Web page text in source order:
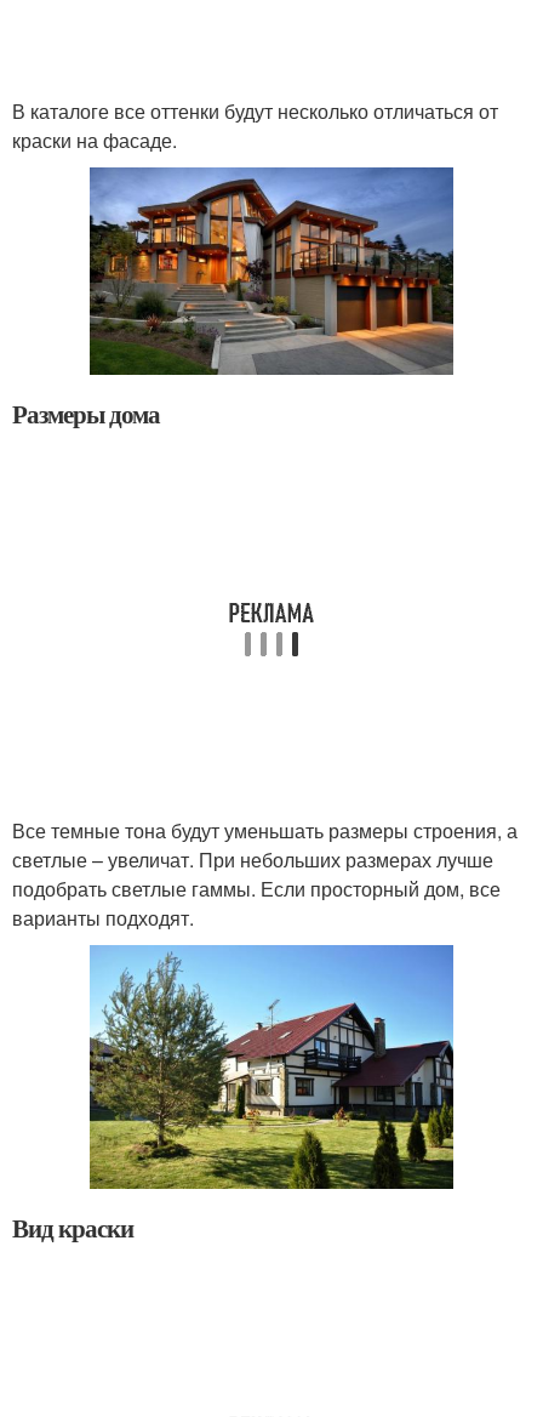
В каталоге все оттенки будут несколько отличаться от
краски на фасаде.
Размеры дома
Все темные тона будут уменьшать размеры строения, а
светлые – увеличат. При небольших размерах лучше
подобрать светлые гаммы. Если просторный дом, все
варианты подходят.
Вид краски